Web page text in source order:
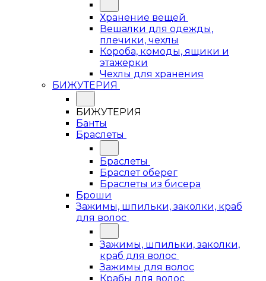
Хранение вещей
Вешалки для одежды,
плечики, чехлы
Короба, комоды, ящики и
этажерки
Чехлы для хранения
БИЖУТЕРИЯ
БИЖУТЕРИЯ
Банты
Браслеты
Браслеты
Браслет оберег
Браслеты из бисера
Броши
Зажимы, шпильки, заколки, краб
для волос
Зажимы, шпильки, заколки,
краб для волос
Зажимы для волос
Крабы для волос